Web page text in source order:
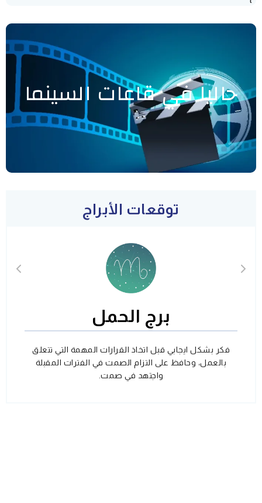
حاليا في قاعات السينما
توقعات الأبراج
برج الحمل
فكر بشكل ايجابي قبل اتخاذ القرارات المهمة التي تتعلق
بالعمل، وحافظ على التزام الصمت في الفترات المقبلة
واجتهد في صمت.